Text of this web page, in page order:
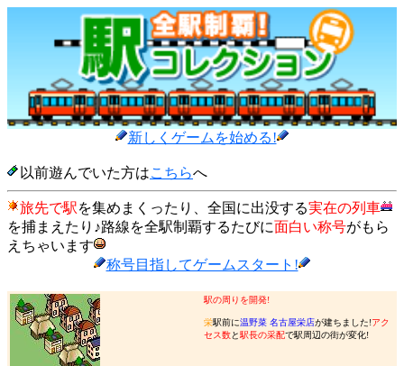
新しくゲームを始める!
以前遊んでいた方はこちらへ
旅先で駅を集めまくったり、全国に出没する実在の列車
を捕まえたり♪路線を全駅制覇するたびに面白い称号がもら
えちゃいます
称号目指してゲームスタート!
駅の周りを開発!
栄駅前に温野菜 名古屋栄店が建ちました!アク
セス数と駅長の采配で駅周辺の街が変化!